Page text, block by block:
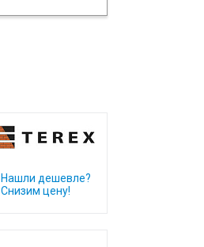
Нашли дешевле?
Снизим цену!